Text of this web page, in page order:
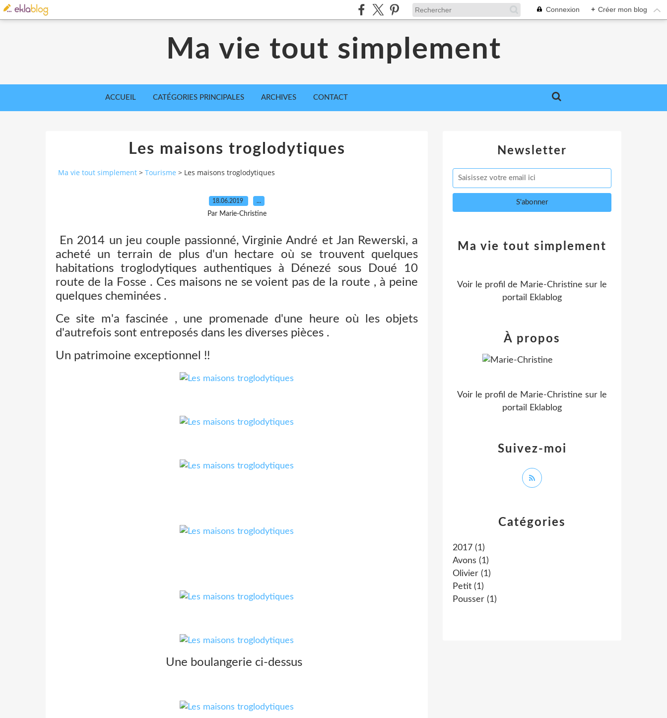
Connexion + Créer mon blog
Ma vie tout simplement
ACCUEIL CATÉGORIES PRINCIPALES ARCHIVES CONTACT
Les maisons troglodytiques
Ma vie tout simplement > Tourisme > Les maisons troglodytiques
18.06.2019 …
Par Marie-Christine
En 2014 un jeu couple passionné, Virginie André et Jan Rewerski, a
acheté un terrain de plus d'un hectare où se trouvent quelques
habitations troglodytiques authentiques à Dénezé sous Doué 10
route de la Fosse . Ces maisons ne se voient pas de la route , à peine
quelques cheminées .
Ce site m'a fascinée , une promenade d'une heure où les objets
d'autrefois sont entreposés dans les diverses pièces .
Un patrimoine exceptionnel !!
Une boulangerie ci-dessus
Newsletter
Catégories
2017 (1)
Avons (1)
Olivier (1)
Petit (1)
Pousser (1)
Ma vie tout simplement
Voir le profil de Marie-Christine sur le
portail Eklablog
Suivez-moi
À propos
Voir le profil de Marie-Christine sur le
portail Eklablog